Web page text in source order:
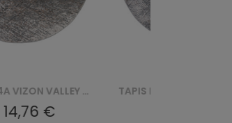
TAPIS D714A VIZON VALLEY ROUND - BIAŁY